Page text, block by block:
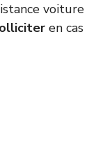
voiture
en cas